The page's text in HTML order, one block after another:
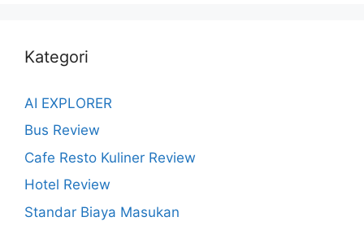
Kategori
AI EXPLORER
Bus Review
Cafe Resto Kuliner Review
Hotel Review
Standar Biaya Masukan